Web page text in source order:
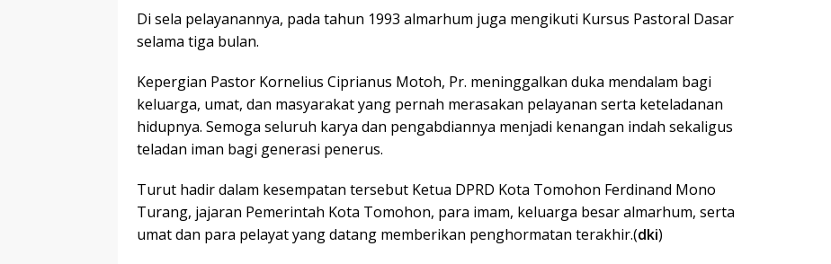
Di sela pelayanannya, pada tahun 1993 almarhum juga mengikuti Kursus Pastoral Dasar
selama tiga bulan.
Kepergian Pastor Kornelius Ciprianus Motoh, Pr. meninggalkan duka mendalam bagi
keluarga, umat, dan masyarakat yang pernah merasakan pelayanan serta keteladanan
hidupnya. Semoga seluruh karya dan pengabdiannya menjadi kenangan indah sekaligus
teladan iman bagi generasi penerus.
Turut hadir dalam kesempatan tersebut Ketua DPRD Kota Tomohon Ferdinand Mono
Turang, jajaran Pemerintah Kota Tomohon, para imam, keluarga besar almarhum, serta
umat dan para pelayat yang datang memberikan penghormatan terakhir.(dki)